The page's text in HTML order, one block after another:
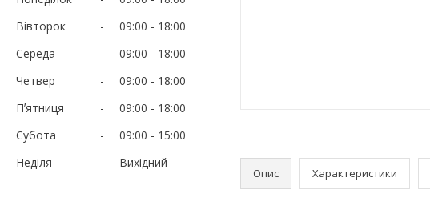
Вівторок
09:00
18:00
Середа
09:00
18:00
Четвер
09:00
18:00
Пʼятниця
09:00
18:00
Субота
09:00
15:00
Неділя
Вихідний
Опис Характеристики